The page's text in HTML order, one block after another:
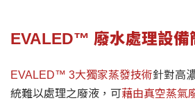
EVALED™ 廢水處理設備
EVALED™ 3大獨家蒸發技術針對高
統難以處理之廢液，可藉由真空蒸氣